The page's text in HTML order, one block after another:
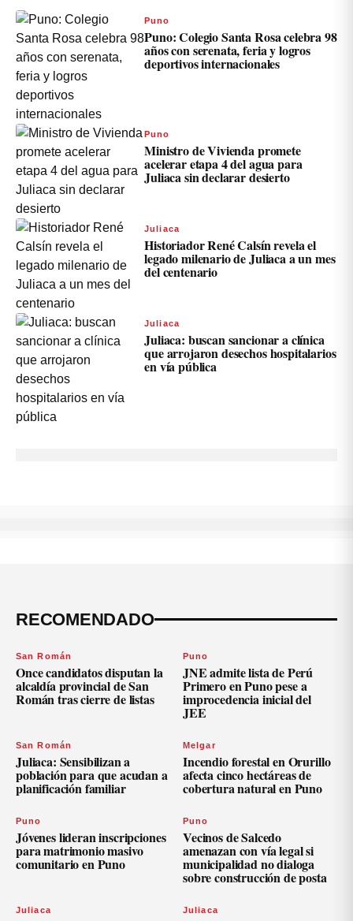
Puno
Puno: Colegio Santa Rosa celebra 98
años con serenata, feria y logros
deportivos internacionales
Puno
Ministro de Vivienda promete
acelerar etapa 4 del agua para
Juliaca sin declarar desierto
Juliaca
Historiador René Calsín revela el
legado milenario de Juliaca a un mes
del centenario
Juliaca
Juliaca: buscan sancionar a clínica
que arrojaron desechos hospitalarios
en vía pública
RECOMENDADO
San Román
Once candidatos disputan la
alcaldía provincial de San
Román tras cierre de listas
Puno
JNE admite lista de Perú
Primero en Puno pese a
improcedencia inicial del
JEE
San Román
Juliaca: Sensibilizan a
población para que acudan a
planificación familiar
Melgar
Incendio forestal en Orurillo
afecta cinco hectáreas de
cobertura natural en Puno
Puno
Jóvenes lideran inscripciones
para matrimonio masivo
comunitario en Puno
Puno
Vecinos de Salcedo
amenazan con vía legal si
municipalidad no dialoga
sobre construcción de posta
Juliaca Juliaca